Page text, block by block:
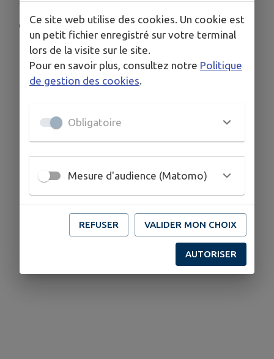
COORDONNÉES
1 Impasse Anna Jolivel (à coté de l'EHPAD), 35320 Le
Sel-de-Bretagne
02 99 44 79 46
Ce site web utilise des cookies. Un cookie est
un petit fichier enregistré sur votre terminal
lors de la visite sur le site.
Pour en savoir plus, consultez notre Politique
de gestion des cookies
Obligatoire
Mesure d'audience (Matomo)
REFUSER VALIDER MON CHOIX
AUTORISER